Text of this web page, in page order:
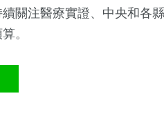
關注醫療實證、中央和各
。